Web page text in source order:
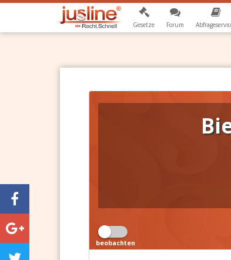
Gesetze Forum
beobachten